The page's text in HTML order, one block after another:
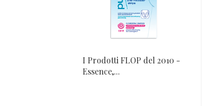
I Prodotti FLOP del 2010 -
Essence,...